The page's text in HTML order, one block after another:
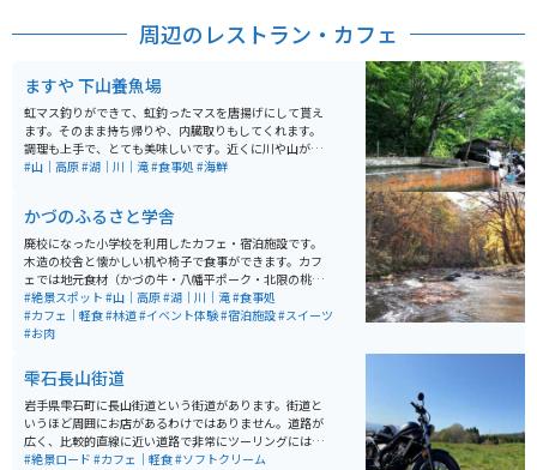
周辺のレストラン・カフェ
ますや 下山養魚場
虹マス釣りができて、虹釣ったマスを唐揚げにして貰え
ます。そのまま持ち帰りや、内臓取りもしてくれます。
調理も上手で、とても美味しいです。近くに川や山が多
いのでマイナスイオンたっぷりで癒されます。
#山｜高原#湖｜川｜滝#食事処 #海鮮
かづのふるさと学舎
廃校になった小学校を利用したカフェ・宿泊施設です。
木造の校舎と懐かしい机や椅子で食事ができます。カフ
ェでは地元食材（かづの牛・八幡平ポーク・北限の桃）
をメニューに取り入れています。施設は主だった道路沿
いにあり、アクセスしやすいです。施設のすぐ外から散
策道が整備されていて、林と滝を楽しめます。観光名所
#絶景スポット #山｜高原#湖｜川｜滝#食事処
#カフェ｜軽食#林道#イベント体験#宿泊施設#スイーツ
#お肉
雫石長山街道
岩手県雫石町に長山街道という街道があります。街道と
いうほど周囲にお店があるわけではありません。道路が
広く、比較的直線に近い道路で非常にツーリングには走
りやすい環境です。豊かな自然を味わいながらご飯を楽
#絶景ロード #カフェ｜軽食#ソフトクリーム